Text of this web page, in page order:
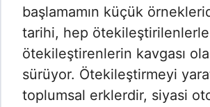
başlamamın küçük
tarihi, hep ötekileştirilenlerle
ötekileştirenlerin kavgası
sürüyor. Ötekileştirmeyi
toplumsal erklerdir, siyasi